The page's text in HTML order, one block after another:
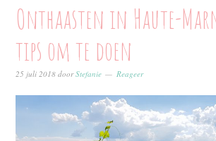
Onthaasten in Haute-
tips om te doen
25 juli 2018 doorStefanie Reageer